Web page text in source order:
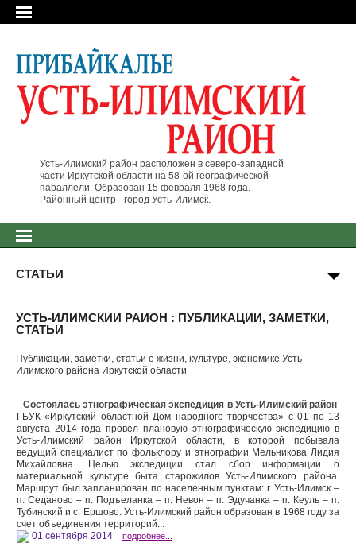
Усть-Илимский район расположен в северо-западной
части Иркутской области на 58-ой географической
параллели. Образован 15 февраля 1968 года.
Районный центр - город Усть-Илимск.
СТАТЬИ
УСТЬ-ИЛИМСКИЙ РАЙОН : ПУБЛИКАЦИИ, ЗАМЕТКИ,
СТАТЬИ
Публикации, заметки, статьи о жизни, культуре, экономике Усть-
Илимского района Иркутской области
Состоялась этнографическая экспедиция в Усть-Илимский район
ГБУК «Иркутский областной Дом народного творчества» с 01 по 13
августа 2014 года провел плановую этнографическую экспедицию в
Усть-Илимский район Иркутской области, в которой побывала
ведущий специалист по фольклору и этнографии Мельникова Лидия
Михайловна. Целью экспедиции стал сбор информации о
материальной культуре быта старожилов Усть-Илимского района.
Маршрут был запланирован по населенным пунктам: г. Усть-Илимск –
п. Седаново – п. Подъеланка – п. Невон – п. Эдучанка – п. Кеуль – п.
Тубинский и с. Ершово. Усть-Илимский район образован в 1968 году за
счет объединения территорий...
01 сентября 2014 подробнее...